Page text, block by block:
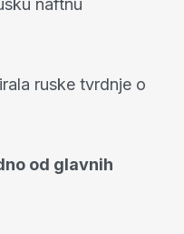
naftnu
ruske tvrdnje o
od glavnih